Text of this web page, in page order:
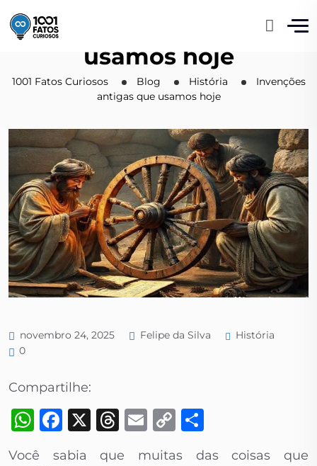
Invenções antigas que
usamos hoje
1001 Fatos Curiosos Blog História
Invenções
antigas que usamos hoje
novembro 24, 2025 Felipe da Silva
História
0
Compartilhe:
WhatsApp
Facebook
X Threads
Email
Copy
Link
Você sabia que muitas das coisas que